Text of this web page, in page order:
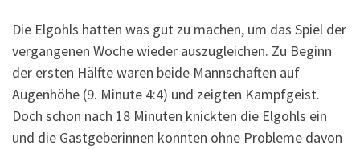
Die Elgohls hatten was gut zu machen, um das Spiel der
vergangenen Woche wieder auszugleichen. Zu Beginn
der ersten Hälfte waren beide Mannschaften auf
Augenhöhe (9. Minute 4:4) und zeigten Kampfgeist.
Doch schon nach 18 Minuten knickten die Elgohls ein
und die Gastgeberinnen konnten ohne Probleme davon